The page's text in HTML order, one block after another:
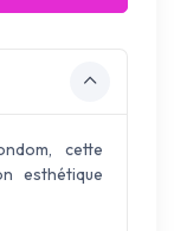
cette
esthétique